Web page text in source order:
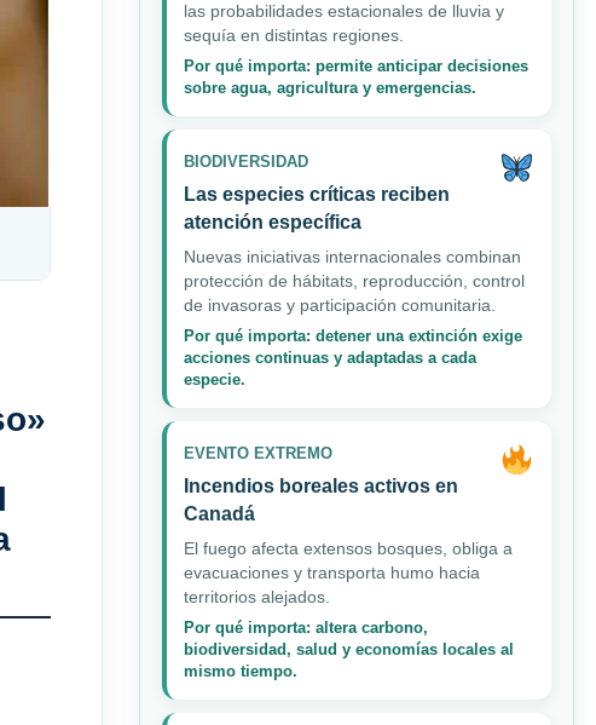
las probabilidades estacionales de lluvia y
sequía en distintas regiones.
Por qué importa: permite anticipar decisiones
sobre agua, agricultura y emergencias.
BIODIVERSIDAD
Las especies críticas reciben
atención específica
Nuevas iniciativas internacionales combinan
protección de hábitats, reproducción, control
de invasoras y participación comunitaria.
Por qué importa: detener una extinción exige
acciones continuas y adaptadas a cada
especie.
EVENTO EXTREMO
Incendios boreales activos en
Canadá
El fuego afecta extensos bosques, obliga a
evacuaciones y transporta humo hacia
territorios alejados.
Por qué importa: altera carbono,
biodiversidad, salud y economías locales al
mismo tiempo.